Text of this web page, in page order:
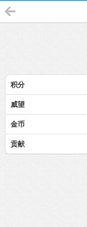
积分
威望
金币
贡献